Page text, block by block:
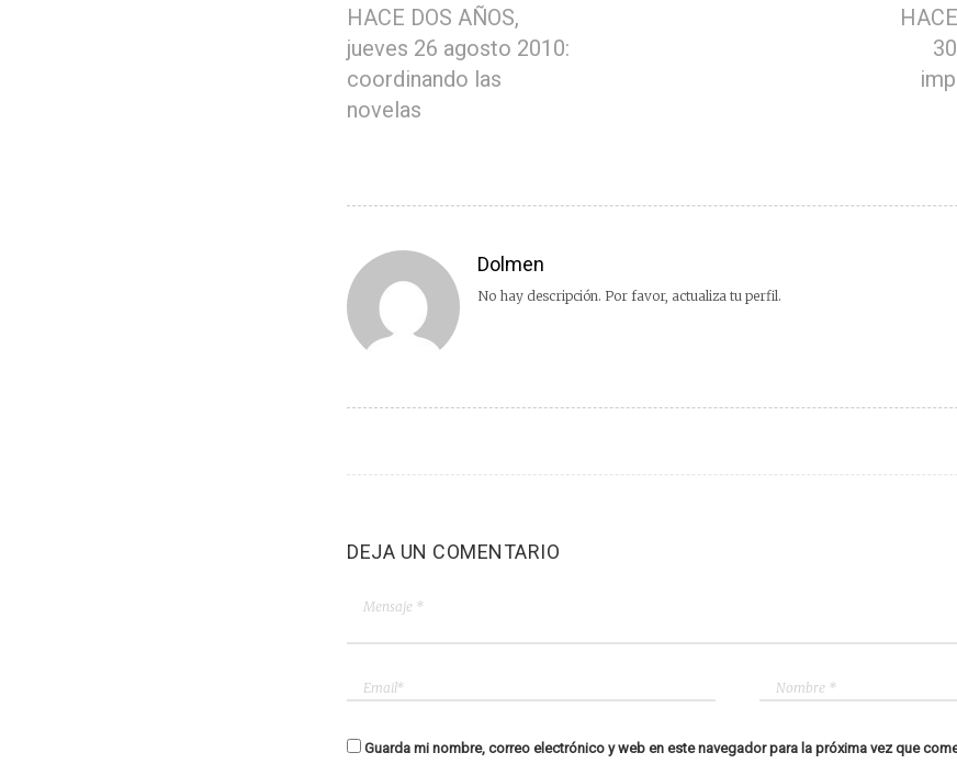
HACE DOS AÑOS,
jueves 26 agosto 2010:
coordinando las
novelas
Dolmen
No hay descripción. Por favor, actualiza tu perfil.
DEJA UN COMENTARIO
Guarda mi nombre, correo electrónico y web en este navegador para la próxima vez que